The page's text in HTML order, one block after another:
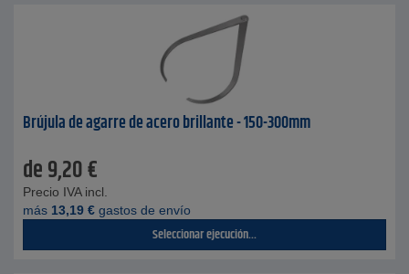
Brújula de agarre de acero brillante - 150-300mm
de9,20€
Precio IVA incl.
más 13,19 € gastos de envío
Seleccionar ejecución...